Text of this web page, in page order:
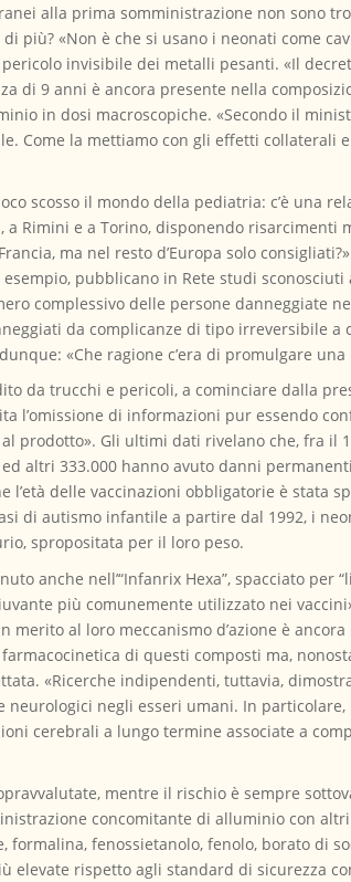
alla prima somministrazione non sono
più? «Non è che si usano i neonati come
invisibile dei metalli pesanti. «Il
di 9 anni è ancora presente nella
in dosi macroscopiche. «Secondo il
Come la mettiamo con gli effetti
scosso il mondo della pediatria: c’è una
a Rimini e a Torino, disponendo
ma nel resto d’Europa solo
pubblicano in Rete studi
complessivo delle persone danneggiate
da complicanze di tipo irreversibile
«Che ragione c’era di promulgare
da trucchi e pericoli, a cominciare dalla
l’omissione di informazioni pur essendo
prodotto». Gli ultimi dati rivelano che, fra il
altri 333.000 hanno avuto danni
l’età delle vaccinazioni obbligatorie è stata
di autismo infantile a partire dal 1992, i
spropositata per il loro peso.
anche nell’“Infanrix Hexa”, spacciato per
più comunemente utilizzato nei
al loro meccanismo d’azione è
di questi composti ma,
«Ricerche indipendenti, tuttavia,
negli esseri umani. In
cerebrali a lungo termine associate a
mentre il rischio è sempre
concomitante di alluminio con
formalina, fenossietanolo, fenolo, borato di
elevate rispetto agli standard di sicurezza